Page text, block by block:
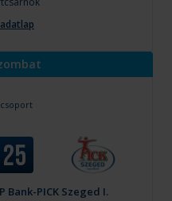
csoport
25
Bank-PICK Szeged I.